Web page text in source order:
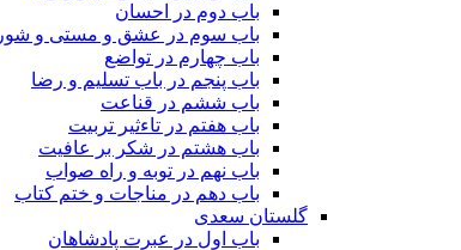
باب دوم در احسان
باب سوم در عشق و مستی و شور
باب چهارم در تواضع
باب پنجم در باب تسلیم و رضا
باب ششم در قناعت
باب هفتم در تاءثیر تربیت
باب هشتم در شکر بر عافیت
باب نهم در توبه و راه صواب
باب دهم در مناجات و ختم کتاب
گلستان سعدی
باب اول در عبرت پادشاهان